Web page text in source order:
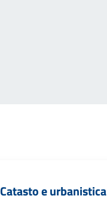
Catasto e urbanistica